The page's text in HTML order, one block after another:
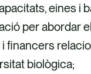
eines i
per abordar
financers
biològica;